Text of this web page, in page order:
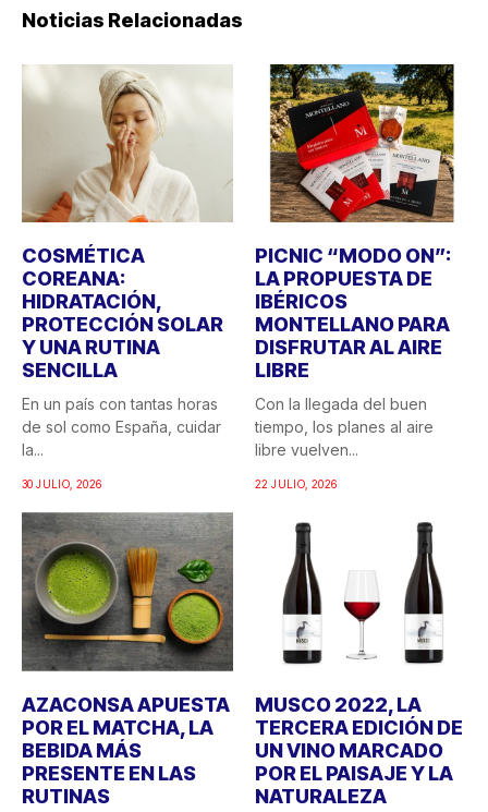
Noticias Relacionadas
COSMÉTICA
COREANA:
HIDRATACIÓN,
PROTECCIÓN SOLAR
Y UNA RUTINA
SENCILLA
En un país con tantas horas
de sol como España, cuidar
la...
30 JULIO, 2026
PICNIC “MODO ON”:
LA PROPUESTA DE
IBÉRICOS
MONTELLANO PARA
DISFRUTAR AL AIRE
LIBRE
Con la llegada del buen
tiempo, los planes al aire
libre vuelven...
22 JULIO, 2026
AZACONSA APUESTA
POR EL MATCHA, LA
BEBIDA MÁS
PRESENTE EN LAS
RUTINAS
MUSCO 2022, LA
TERCERA EDICIÓN DE
UN VINO MARCADO
POR EL PAISAJE Y LA
NATURALEZA